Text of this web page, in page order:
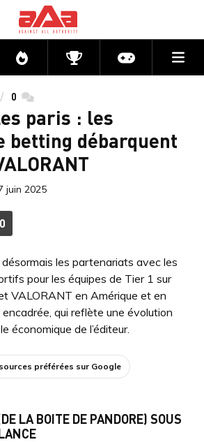
Directs CompétitionsActu jeux
0 commentaires
paris : les
betting débarquent
juin 2025
ACCÉDER AUX
0
COMMENTAIRES
les partenariats avec les
pour les équipes de Tier 1 sur
VALORANT en Amérique et en
qui reflète une évolution
économique de l’éditeur.
préférées sur Google
LA BOITE DE PANDORE) SOUS